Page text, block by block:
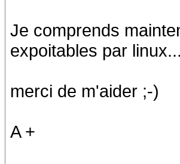
Je comprends
expoitables par
merci de m'aider ;-)
A +